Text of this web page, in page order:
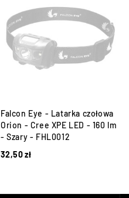
Falcon Eye - Latarka czołowa
Orion - Cree XPE LED - 160 lm
- Szary - FHL0012
32,50zł